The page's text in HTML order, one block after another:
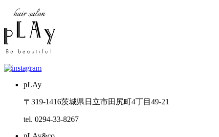
pLAy
〒319-1416茨城県日立市田尻町4丁目49-21
tel. 0294-33-8267